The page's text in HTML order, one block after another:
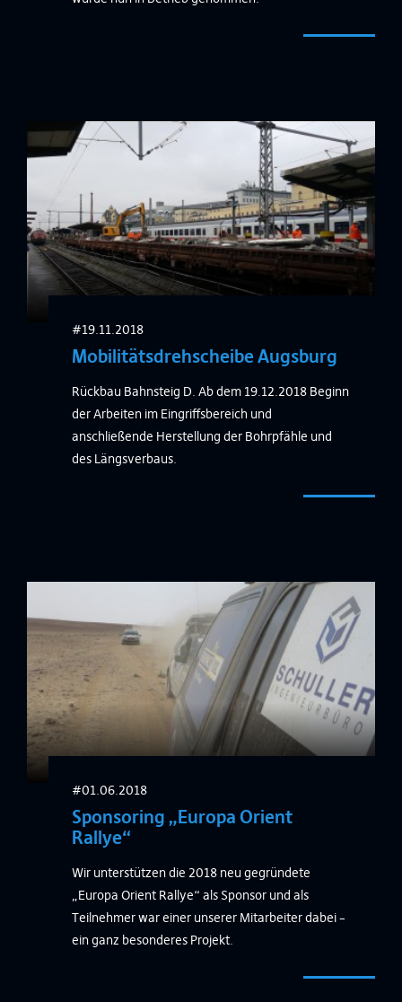
#19.11.2018
Mobilitätsdrehscheibe Augsburg
Rückbau Bahnsteig D. Ab dem 19.12.2018 Beginn
der Arbeiten im Eingriffsbereich und
anschließende Herstellung der Bohrpfähle und
des Längsverbaus.
#01.06.2018
Sponsoring „Europa Orient
Rallye“
Wir unterstützen die 2018 neu gegründete
„Europa Orient Rallye“ als Sponsor und als
Teilnehmer war einer unserer Mitarbeiter dabei –
ein ganz besonderes Projekt.